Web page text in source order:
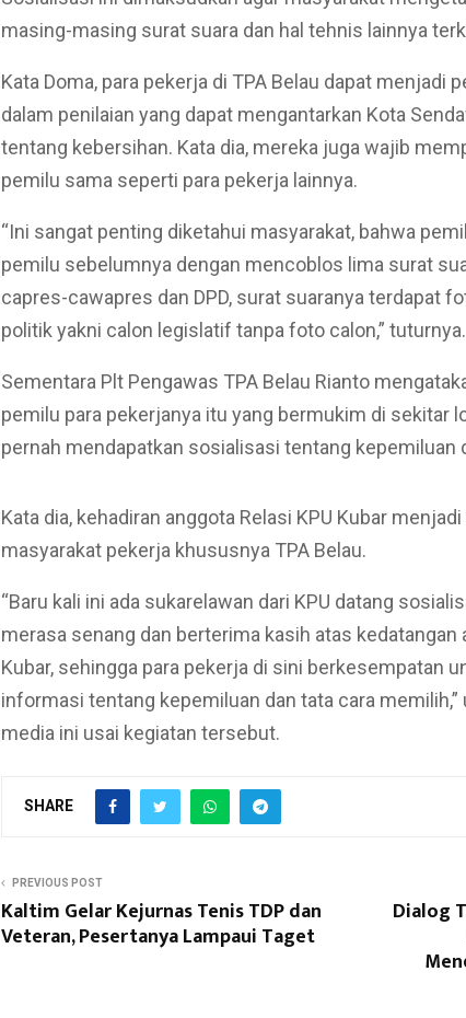
masing-masing surat suara dan hal tehnis lainnya
Kata Doma, para pekerja di TPA Belau dapat menjadi
dalam penilaian yang dapat mengantarkan Kota
tentang kebersihan. Kata dia, mereka juga wajib
pemilu sama seperti para pekerja lainnya.
“Ini sangat penting diketahui masyarakat, bahwa
pemilu sebelumnya dengan mencoblos lima surat
capres-cawapres dan DPD, surat suaranya terdapat
politik yakni calon legislatif tanpa foto calon,” tuturnya.
Sementara Plt Pengawas TPA Belau Rianto
pemilu para pekerjanya itu yang bermukim di sekitar
pernah mendapatkan sosialisasi tentang kepemiluan
Kata dia, kehadiran anggota Relasi KPU Kubar
masyarakat pekerja khususnya TPA Belau.
“Baru kali ini ada sukarelawan dari KPU datang
merasa senang dan berterima kasih atas kedatangan
Kubar, sehingga para pekerja di sini berkesempatan
informasi tentang kepemiluan dan tata cara memilih,”
media ini usai kegiatan tersebut.
SHARE
PREVIOUS POST
Kaltim Gelar Kejurnas Tenis TDP dan
Veteran, Pesertanya Lampaui Taget
Dialog